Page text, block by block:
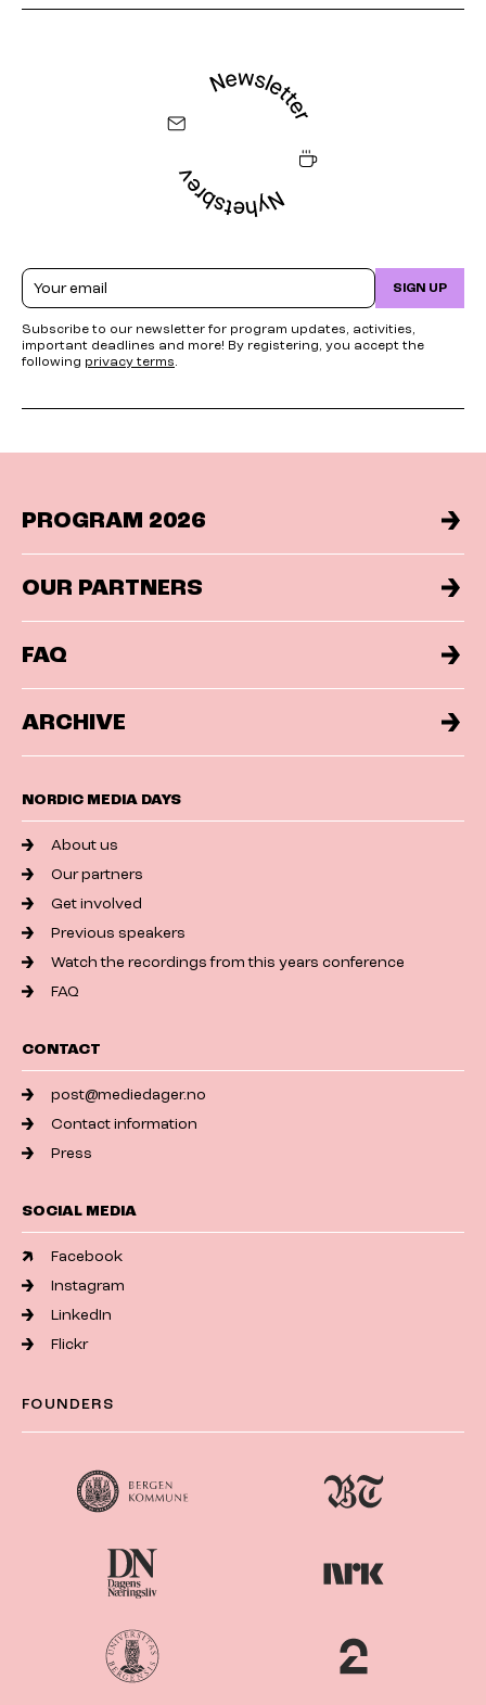
Email SIGN UP
Subscribe to our newsletter for program updates, activities,
important deadlines and more! By registering, you accept the
following privacy terms.
PROGRAM 2026
OUR PARTNERS
FAQ
ARCHIVE
NORDIC MEDIA DAYS
About us
Our partners
Get involved
Previous speakers
Watch the recordings from this years conference
FAQ
CONTACT
post@mediedager.no
Contact information
Press
SOCIAL MEDIA
Facebook
Instagram
LinkedIn
Flickr
FOUNDERS